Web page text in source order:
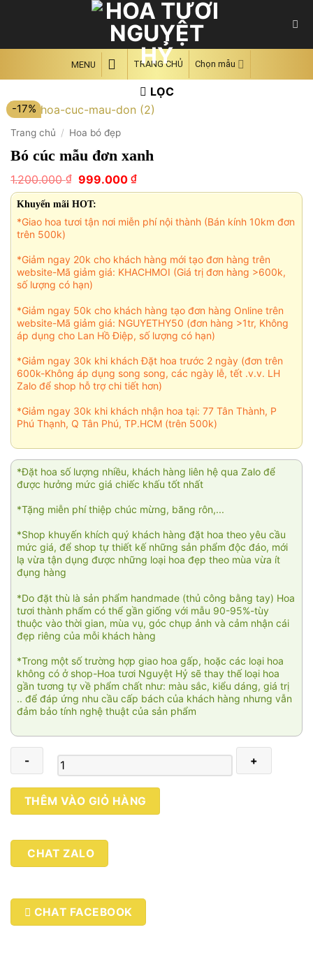
MENU TRANG CHỦ Chọn mẫu
LỌC
-17%
Trang chủ / Hoa bó đẹp
Bó cúc mẫu đơn xanh
1.200.000₫ Giá
gốc
là:
1.200.000 ₫.
999.000 ₫Giá
hiện
999.000 ₫.
Khuyến mãi HOT:
*Giao hoa tươi tận nơi miễn phí nội thành (Bán kính 10km đơn
trên 500k)
*Giảm ngay 20k cho khách hàng mới tạo đơn hàng trên
website-Mã giảm giá: KHACHMOI (Giá trị đơn hàng >600k,
số lượng có hạn)
*Giảm ngay 50k cho khách hàng tạo đơn hàng Online trên
website-Mã giảm giá: NGUYETHY50 (đơn hàng >1tr, Không
áp dụng cho Lan Hồ Điệp, số lượng có hạn)
*Giảm ngay 30k khi khách Đặt hoa trước 2 ngày (đơn trên
600k-Không áp dụng song song, các ngày lễ, tết .v.v. LH
Zalo để shop hỗ trợ chi tiết hơn)
*Giảm ngay 30k khi khách nhận hoa tại: 77 Tân Thành, P
Phú Thạnh, Q Tân Phú, TP.HCM (trên 500k)
*Đặt hoa số lượng nhiều, khách hàng liên hệ qua Zalo để
được hưởng mức giá chiếc khấu tốt nhất
*Tặng miễn phí thiệp chúc mừng, băng rôn,...
*Shop khuyến khích quý khách hàng đặt hoa theo yêu cầu
mức giá, để shop tự thiết kế những sản phẩm độc đáo, mới
lạ vừa tận dụng được những loại hoa đẹp theo mùa vừa ít
đụng hàng
*Do đặt thù là sản phẩm handmade (thủ công bằng tay) Hoa
tươi thành phẩm có thể gần giống với mẫu 90-95%-tùy
thuộc vào thời gian, mùa vụ, góc chụp ảnh và cảm nhận cái
đẹp riêng của mỗi khách hàng
*Trong một số trường hợp giao hoa gấp, hoặc các loại hoa
không có ở shop-Hoa tươi Nguyệt Hỷ sẽ thay thế loại hoa
gần tương tự về phẩm chất như: màu sắc, kiểu dáng, giá trị
.. để đáp ứng nhu cầu cấp bách của khách hàng nhưng vẫn
đảm bảo tính nghệ thuật của sản phẩm
cúc
đơn
xanh
THÊM VÀO GIỎ HÀNG
CHAT ZALO
CHAT FACEBOOK